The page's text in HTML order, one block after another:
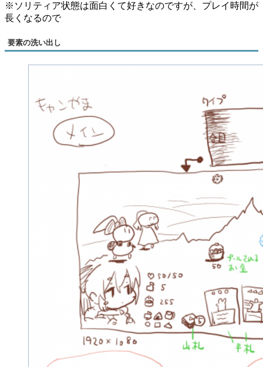
※ソリティア状態は面白くて好きなのですが、プレイ時間が
長くなるので
要素の洗い出し